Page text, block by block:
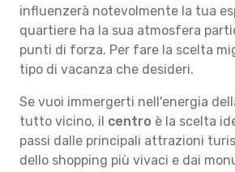
influenzerà notevolmente la tua
quartiere ha la sua atmosfera
punti di forza. Per fare la scelta
tipo di vacanza che desideri.
Se vuoi immergerti nell'energia
tutto vicino, il centro è la scelta
passi dalle principali attrazioni
dello shopping più vivaci e dai